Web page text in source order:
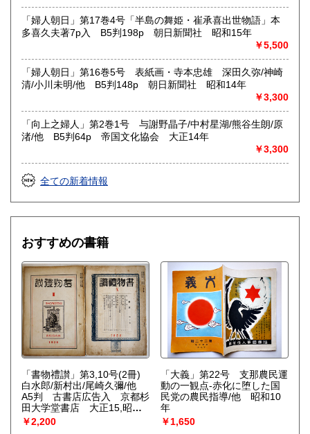
「婦人朝日」第17巻4号「半島の舞姫・崔承喜出世物語」本
多喜久夫著7p入 B5判198p 朝日新聞社 昭和15年
￥5,500
「婦人朝日」第16巻5号 表紙画・寺本忠雄 深田久弥/神崎
清/小川未明/他 B5判148p 朝日新聞社 昭和14年
￥3,300
「向上之婦人」第2巻1号 与謝野晶子/中村星湖/熊谷生朗/原
渚/他 B5判64p 帝国文化協会 大正14年
￥3,300
全ての新着情報
おすすめの書籍
「書物禮讃」第3,10号(2冊)
白水郎/新村出/尾崎久彌/他
A5判 古書店広告入 京都杉
田大学堂書店 大正15,昭和4
年
￥2,200
「大義」第22号 支那農民運
動の一観点-赤化に堕した国
民党の農民指導/他 昭和10
年
￥1,650